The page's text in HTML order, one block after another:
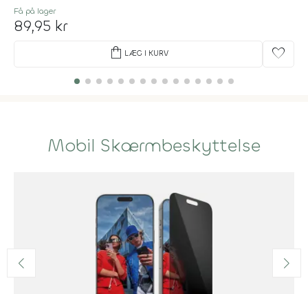
Få på lager
89,95 kr
shopping_bag LÆG I KURV favorite
Mobil Skærmbeskyttelse